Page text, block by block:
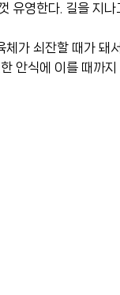
유영한다. 길을 지나
체가 쇠잔할 때가 돼
안식에 이를 때까지